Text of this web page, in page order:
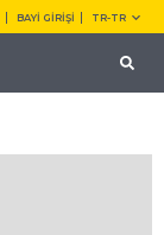
BAYİ GİRİŞİ TR-TR